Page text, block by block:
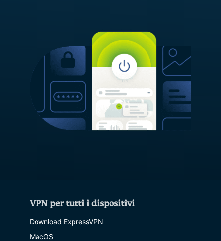
VPN per tutti i dispositivi
Download ExpressVPN
MacOS